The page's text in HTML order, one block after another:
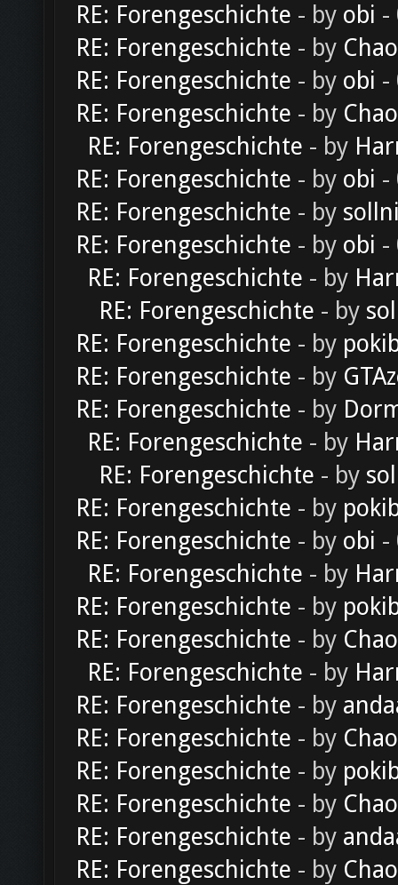
RE: Forengeschichte - by obi -
RE: Forengeschichte - by
RE: Forengeschichte - by obi -
RE: Forengeschichte - by
RE: Forengeschichte - by
RE: Forengeschichte - by obi -
RE: Forengeschichte - by
RE: Forengeschichte - by obi -
RE: Forengeschichte - by
RE: Forengeschichte - by
RE: Forengeschichte - by
RE: Forengeschichte - by
RE: Forengeschichte - by
RE: Forengeschichte - by
RE: Forengeschichte - by
RE: Forengeschichte - by
RE: Forengeschichte - by obi -
RE: Forengeschichte - by
RE: Forengeschichte - by
RE: Forengeschichte - by
RE: Forengeschichte - by
RE: Forengeschichte - by
RE: Forengeschichte - by
RE: Forengeschichte - by
RE: Forengeschichte - by
RE: Forengeschichte - by
RE: Forengeschichte - by